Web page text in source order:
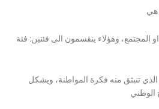
المجتمع، وهؤلاء ينقسمون الى فئتين: فئة
تنبثق منه فكرة المواطنة، ويشكل